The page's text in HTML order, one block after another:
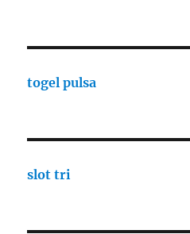
togel pulsa
slot tri